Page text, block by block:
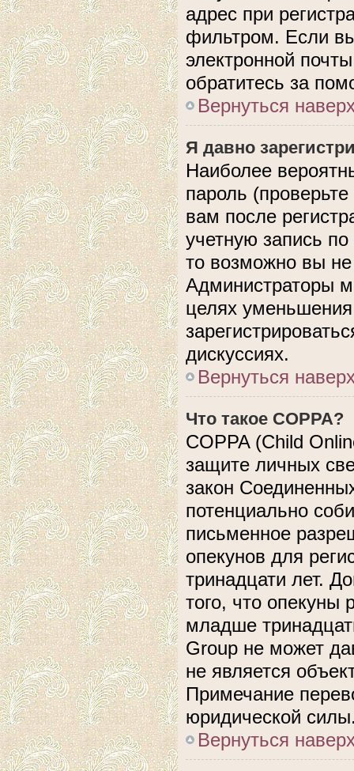
адрес при
фильтром. Если
электронной
обратитесь за
Вернуться
Я давно
Наиболее
пароль
вам после
учетную запись
то возможно вы
Администраторы
целях
дискуссиях.
Вернуться
Что такое COPPA?
COPPA (Child
защите личных
закон
потенциально
письменное
опекунов для
тринадцати лет.
того, что опекуны
младше
Group не может
не является
Примечание
юридической
Вернуться